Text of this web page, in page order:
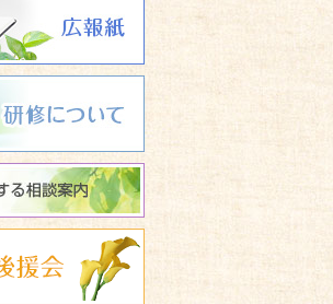
サービスに関する相談
養楽福祉会 後援会